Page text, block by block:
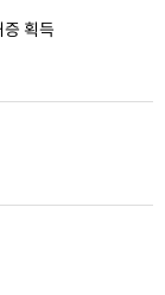
획득